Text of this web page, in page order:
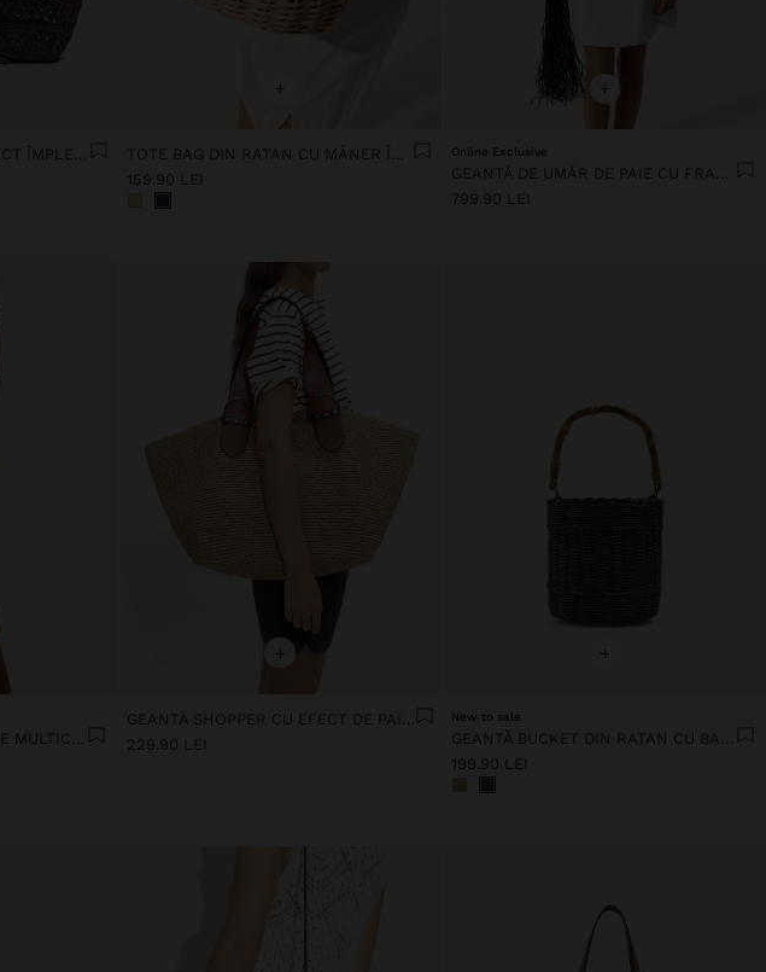
GEANTĂ SHOPPER CU EFECT ÎMPLETIT DE PAIE
+
TOTE BAG DIN RATAN CU MÂNER ÎMPLETIT
159.90 LEI
+
Online Exclusive
GEANTĂ DE UMĂR DE PAIE CU FRANJURI
799.90 LEI
+
229.90 LEI
+
New to sale
199.90 LEI